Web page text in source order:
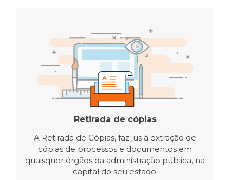
Retirada de cópias
A Retirada de Cópias, faz jus à extração de
cópias de processos e documentos em
quaisquer órgãos da administração pública, na
capital do seu estado.